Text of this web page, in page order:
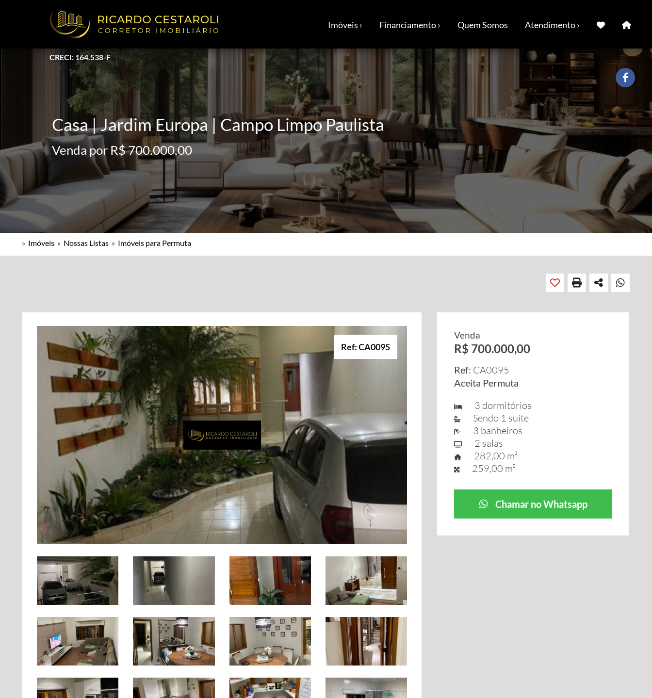
CRECI: 164.538-F
Imóveis › Financiamento › Quem Somos Atendimento ›
Casa | Jardim Europa | Campo Limpo Paulista
Venda por R$ 700.000,00
» Imóveis » Nossas Listas » Imóveis para Permuta
Ref: CA0095
Venda
R$ 700.000,00
Ref: CA0095
Aceita Permuta
3 dormitórios
Sendo 1 suíte
3 banheiros
2 salas
282,00 m²
259,00 m²
Chamar no Whatsapp